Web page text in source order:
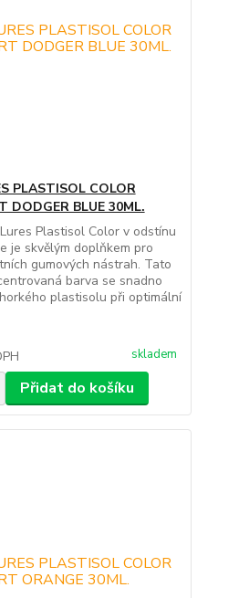
PLASTISOL COLOR
DODGER BLUE 30ML.
Plastisol Color v odstínu
je skvělým doplňkem pro
gumových nástrah. Tato
barva se snadno
plastisolu při optimální
skladem
Přidat do košíku